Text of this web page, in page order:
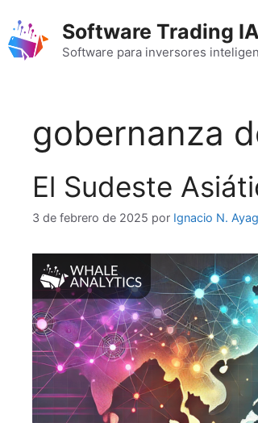
contenido
Software Trading IA
Software para inversores
gobernanza
El Sudeste
3 de febrero de 2025 por Ignacio N.